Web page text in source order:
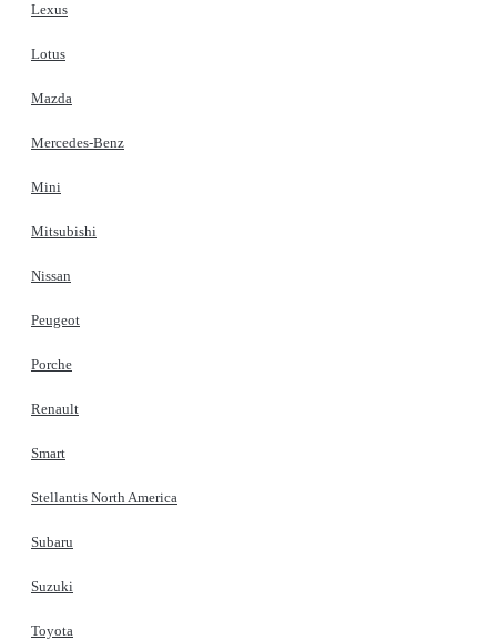
Lexus
Lotus
Mazda
Mercedes-Benz
Mini
Mitsubishi
Nissan
Peugeot
Porche
Renault
Smart
Stellantis North America
Subaru
Suzuki
Toyota